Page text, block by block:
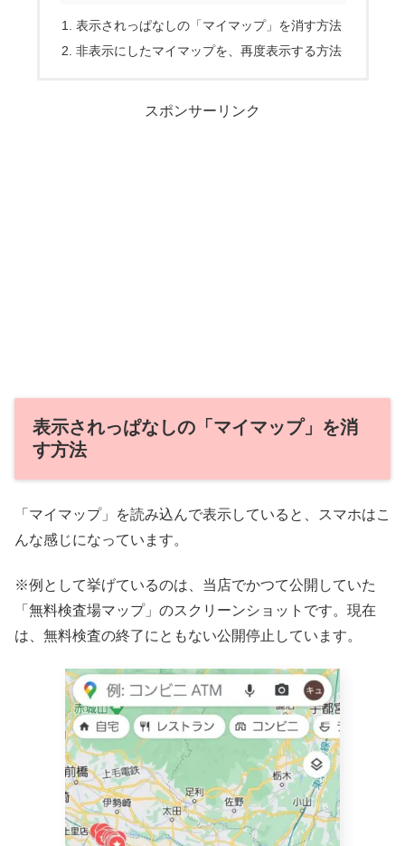
表示されっぱなしの「マイマップ」を消す方法
非表示にしたマイマップを、再度表示する方法
スポンサーリンク
表示されっぱなしの「マイマップ」を消
す方法
「マイマップ」を読み込んで表示していると、スマホはこ
んな感じになっています。
※例として挙げているのは、当店でかつて公開していた
「無料検査場マップ」のスクリーンショットです。現在
は、無料検査の終了にともない公開停止しています。